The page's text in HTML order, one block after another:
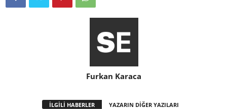
Furkan Karaca
İLGİLİ HABERLER YAZARIN DİĞER YAZILARI